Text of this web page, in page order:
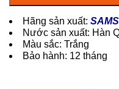
Hãng sản xuất:
Nước sản xuất: Hàn
Màu sắc: Trắng
Bảo hành: 12 tháng